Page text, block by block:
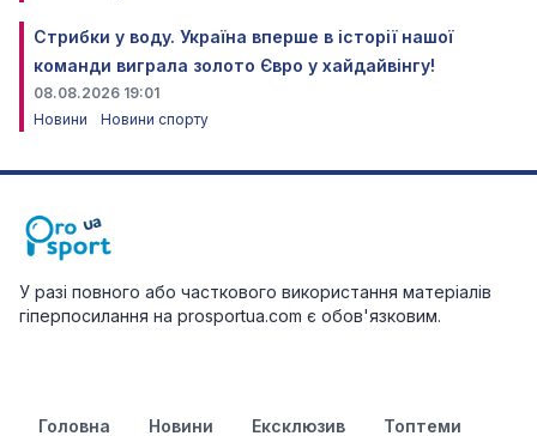
Стрибки у воду. Україна вперше в історії нашої
команди виграла золото Євро у хайдайвінгу!
08.08.2026 19:01
Новини
Новини спорту
У разі повного або часткового використання матеріалів
гіперпосилання на prosportua.com є обов'язковим.
Головна Новини Ексклюзив Топтеми